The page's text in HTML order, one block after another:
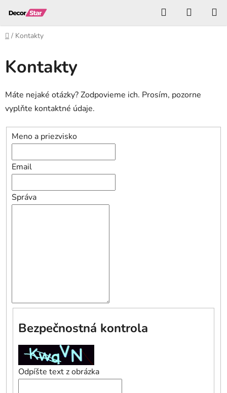
obsah
Hľadať
KOŠÍK
Domov
/ Kontakty
Kontakty
Máte nejaké otázky? Zodpovieme ich. Prosím, pozorne
vyplňte kontaktné údaje.
Meno a priezvisko
Email
Správa
Bezpečnostná kontrola
Odpíšte text z obrázka